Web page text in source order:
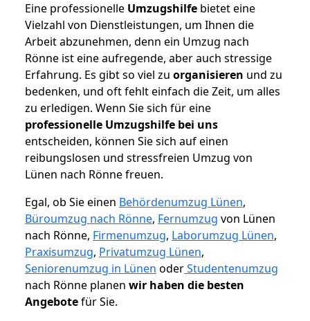
Eine professionelle Umzugshilfe bietet eine
Vielzahl von Dienstleistungen, um Ihnen die
Arbeit abzunehmen, denn ein Umzug nach
Rönne ist eine aufregende, aber auch stressige
Erfahrung. Es gibt so viel zu organisieren und zu
bedenken, und oft fehlt einfach die Zeit, um alles
zu erledigen. Wenn Sie sich für eine
professionelle Umzugshilfe bei uns
entscheiden, können Sie sich auf einen
reibungslosen und stressfreien Umzug von
Lünen nach Rönne freuen.
Egal, ob Sie einen Behördenumzug Lünen,
Büroumzug nach Rönne, Fernumzug von Lünen
nach Rönne, Firmenumzug, Laborumzug Lünen,
Praxisumzug, Privatumzug Lünen,
Seniorenumzug in Lünen oderStudentenumzug
nach Rönne planen wir haben die besten
Angebotefür Sie.